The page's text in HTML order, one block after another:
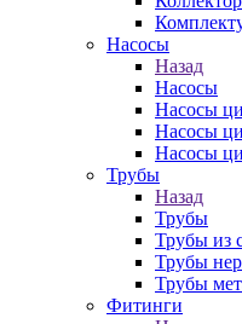
Насосы
Назад
Насосы
Насосы
Насосы
Насосы
Трубы
Назад
Трубы
Трубы из
Трубы
Трубы
Фитинги